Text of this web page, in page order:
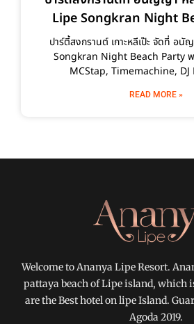
Lipe Songkran Night
ปาร์ตี้สงกรานต์ เกาะหลีเป๊ะ จัดที่ อนั
Songkran Night Beach Party พ
MCStap, Timemachine, DJ
READ MORE »
Welcome to Ananya Lipe Resort.
pattaya beach of Lipe island, which
are the Best hotel on lipe Island.
Agoda 2019.